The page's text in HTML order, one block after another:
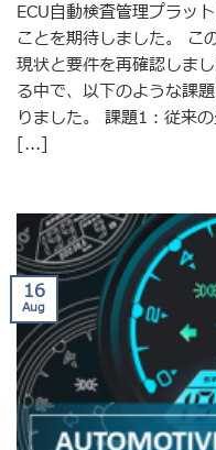
ECU自動検査管理プラッ
ことを期待しました。 こ
現状と要件を再確認しま
る中で、以下のような課
りました。 課題1：従来
[...]
16
Aug